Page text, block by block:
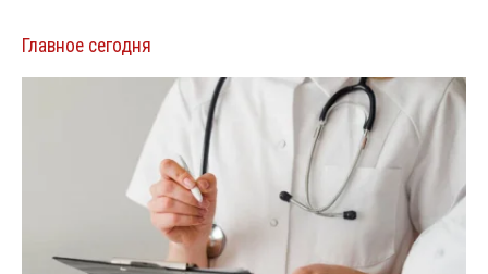
Главное сегодня